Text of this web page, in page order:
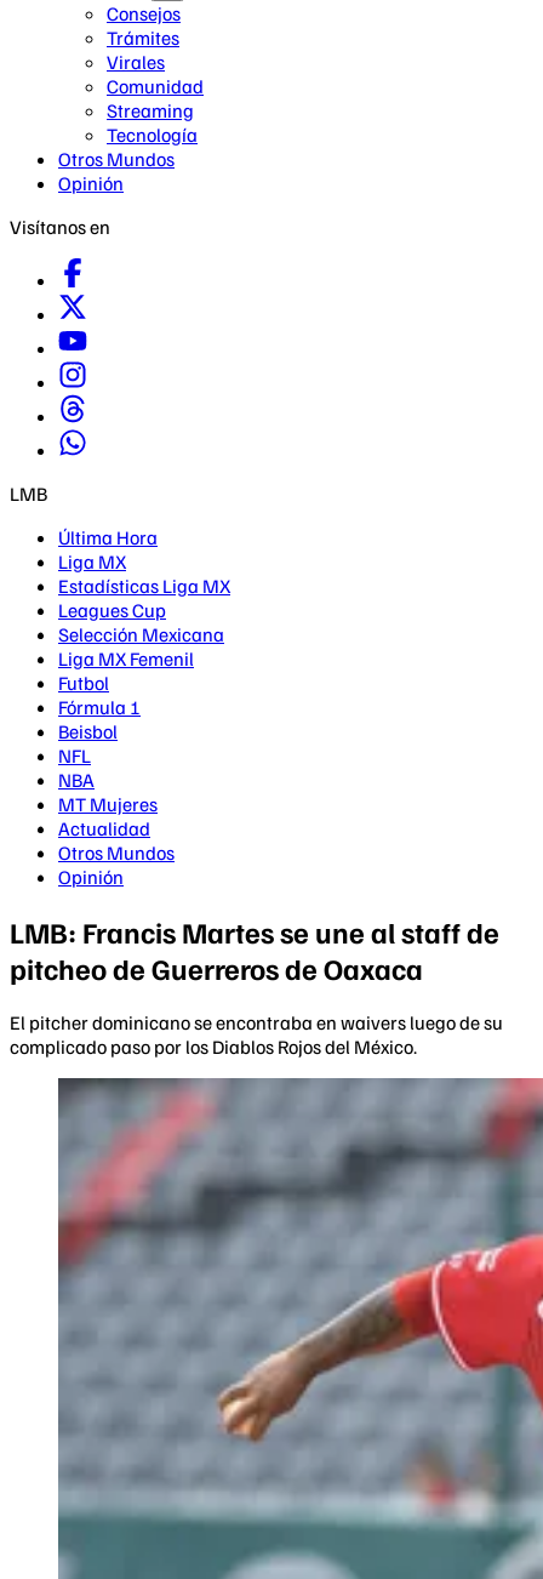
Consejos
Trámites
Virales
Comunidad
Streaming
Tecnología
Otros Mundos
Opinión
Visítanos en
LMB
Última Hora
Liga MX
Estadísticas Liga MX
Leagues Cup
Selección Mexicana
Liga MX Femenil
Futbol
Fórmula 1
Beisbol
NFL
NBA
MT Mujeres
Actualidad
Otros Mundos
Opinión
LMB: Francis Martes se une al staff de
pitcheo de Guerreros de Oaxaca
El pitcher dominicano se encontraba en waivers luego de su
complicado paso por los Diablos Rojos del México.